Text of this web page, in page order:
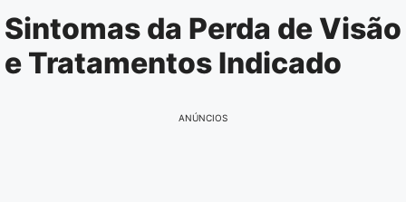
Pular
para
o
Sintomas da Perda de Visão
e Tratamentos Indicado
ANÚNCIOS